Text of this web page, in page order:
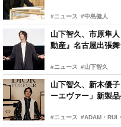
#ニュース #中島健人
山下智久、市原隼
動産』名古屋出張
#ニュース #山下智久
山下智久、新木優
ーエヴァー」新製
#ニュース #ADAM・RUI